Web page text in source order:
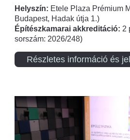
Helyszín: Etele Plaza Prémium
Budapest, Hadak útja 1.)
Építészkamarai akkreditáció: 2
sorszám: 2026/248)
Részletes információ és